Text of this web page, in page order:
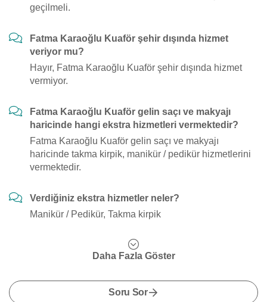
geçilmeli.
Fatma Karaoğlu Kuaför şehir dışında hizmet
veriyor mu?
Hayır, Fatma Karaoğlu Kuaför şehir dışında hizmet
vermiyor.
Fatma Karaoğlu Kuaför gelin saçı ve makyajı
haricinde hangi ekstra hizmetleri vermektedir?
Fatma Karaoğlu Kuaför gelin saçı ve makyajı
haricinde takma kirpik, manikür / pedikür hizmetlerini
vermektedir.
Verdiğiniz ekstra hizmetler neler?
Manikür / Pedikür, Takma kirpik
Daha Fazla Göster
Soru Sor